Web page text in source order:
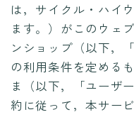
は，サイクル・ハイ
ます。）がこのウェ
ンショップ（以下，
の利用条件を定める
ま（以下，「ユーザ
約に従って，本サー